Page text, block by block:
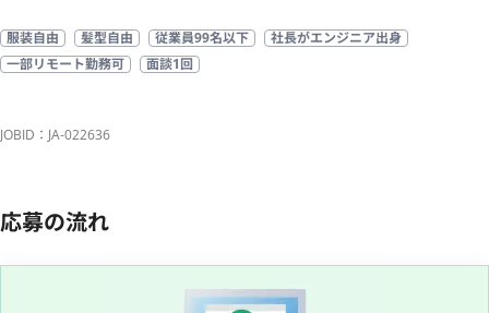
服装自由 髪型自由 従業員99名以下
社長がエンジニア出身
一部リモート勤務可
面談1回
JOBID：JA-022636
応募の流れ